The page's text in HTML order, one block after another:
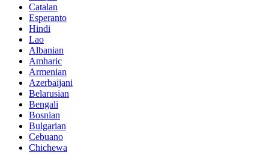
Catalan
Esperanto
Hindi
Lao
Albanian
Amharic
Armenian
Azerbaijani
Belarusian
Bengali
Bosnian
Bulgarian
Cebuano
Chichewa